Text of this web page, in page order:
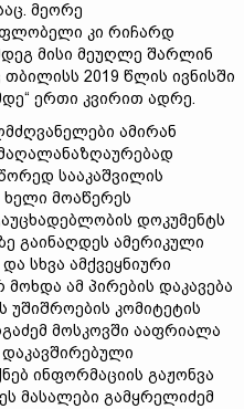
მეორე
კი რიჩარდ
მისი მეუღლე შარლინ
2019 წლის ივნისში
ერთი კვირით ადრე.
ამირან
სააკაშვილის
მოაწერეს
დოკუმენტს
გაინაღდეს ამერიკული
სხვა ამქვეყნიური
მოხდა ამ პირების დაკავება
უშიშროების კომიტეტის
მოსკოვში ააფრიალა
ინფორმაციის გაჟონვა
მასალები გამყრელიძემ